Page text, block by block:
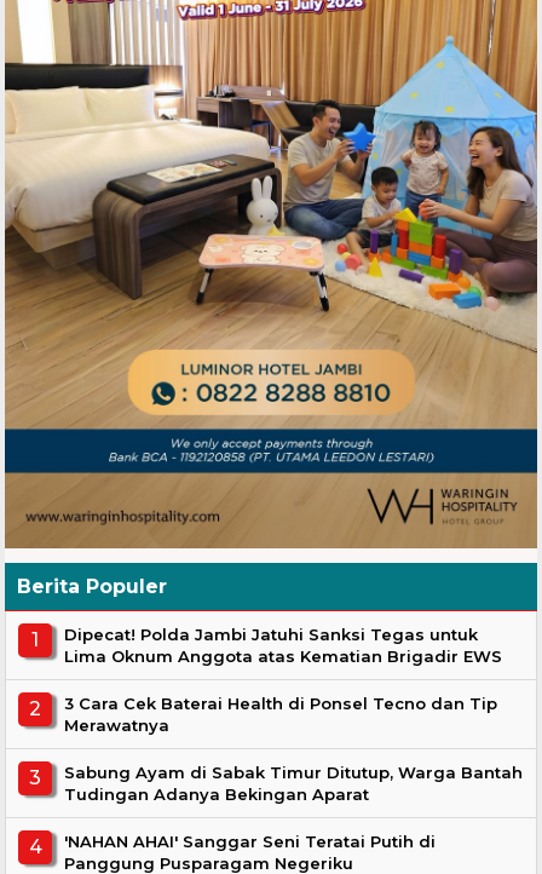
Berita Populer
Dipecat! Polda Jambi Jatuhi Sanksi Tegas untuk
Lima Oknum Anggota atas Kematian Brigadir EWS
3 Cara Cek Baterai Health di Ponsel Tecno dan Tip
Merawatnya
Sabung Ayam di Sabak Timur Ditutup, Warga Bantah
Tudingan Adanya Bekingan Aparat
'NAHAN AHAI' Sanggar Seni Teratai Putih di
Panggung Pusparagam Negeriku